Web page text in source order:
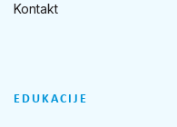
Kontakt
EDUKACIJE